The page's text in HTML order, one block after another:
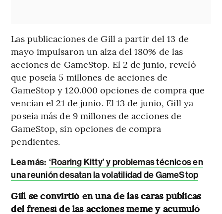
Las publicaciones de Gill a partir del 13 de
mayo impulsaron un alza del 180% de las
acciones de GameStop. El 2 de junio, reveló
que poseía 5 millones de acciones de
GameStop y 120.000 opciones de compra que
vencían el 21 de junio. El 13 de junio, Gill ya
poseía más de 9 millones de acciones de
GameStop, sin opciones de compra
pendientes.
Lea más: ‘Roaring Kitty’ y problemas técnicos en
una reunión desatan la volatilidad de GameStop
Gill se convirtió en una de las caras públicas
del frenesí de las acciones meme y acumuló